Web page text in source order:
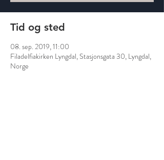
Tid og sted
08. sep. 2019, 11:00
Filadelfiakirken Lyngdal, Stasjonsgata 30, Lyngdal,
Norge